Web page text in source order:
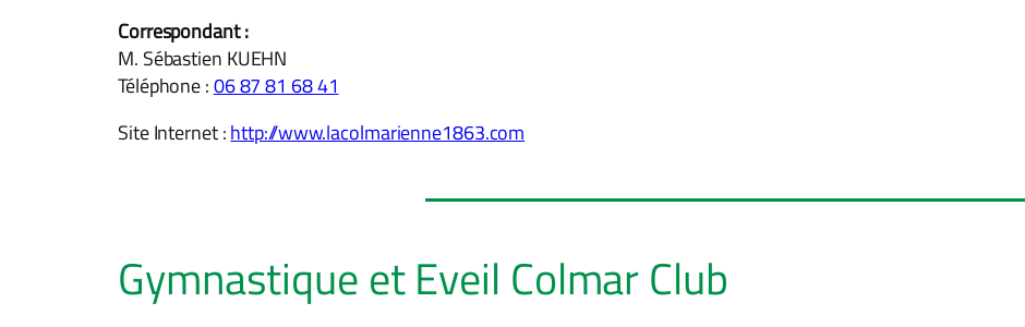
Correspondant :
M. Sébastien KUEHN
Téléphone :06 87 81 68 41
Site Internet :http://www.lacolmarienne1863.com
Gymnastique et Eveil Colmar Club